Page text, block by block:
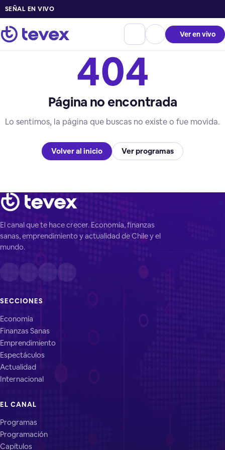
SEÑAL EN VIVO
Ver en vivo
404
Página no encontrada
Lo sentimos, la página que buscas no existe o fue movida.
Volver al inicio Ver programas
El canal que te hace crecer. Economía, finanzas
sanas, emprendimiento y actualidad de Chile y el
mundo.
SECCIONES
Economía
Finanzas Sanas
Emprendimiento
Espectáculos
Actualidad
Internacional
EL CANAL
Programas
Programación
Capítulos